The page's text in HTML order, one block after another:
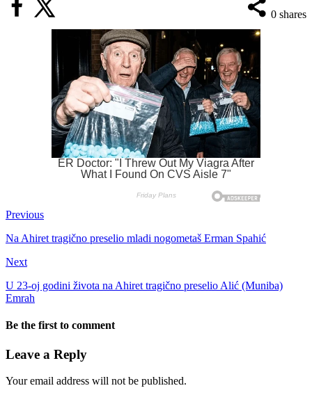
0 shares
Previous
Na Ahiret tragično preselio mladi nogometaš Erman Spahić
Next
U 23-oj godini života na Ahiret tragično preselio Alić (Muniba)
Emrah
Be the first to comment
Leave a Reply
Your email address will not be published.